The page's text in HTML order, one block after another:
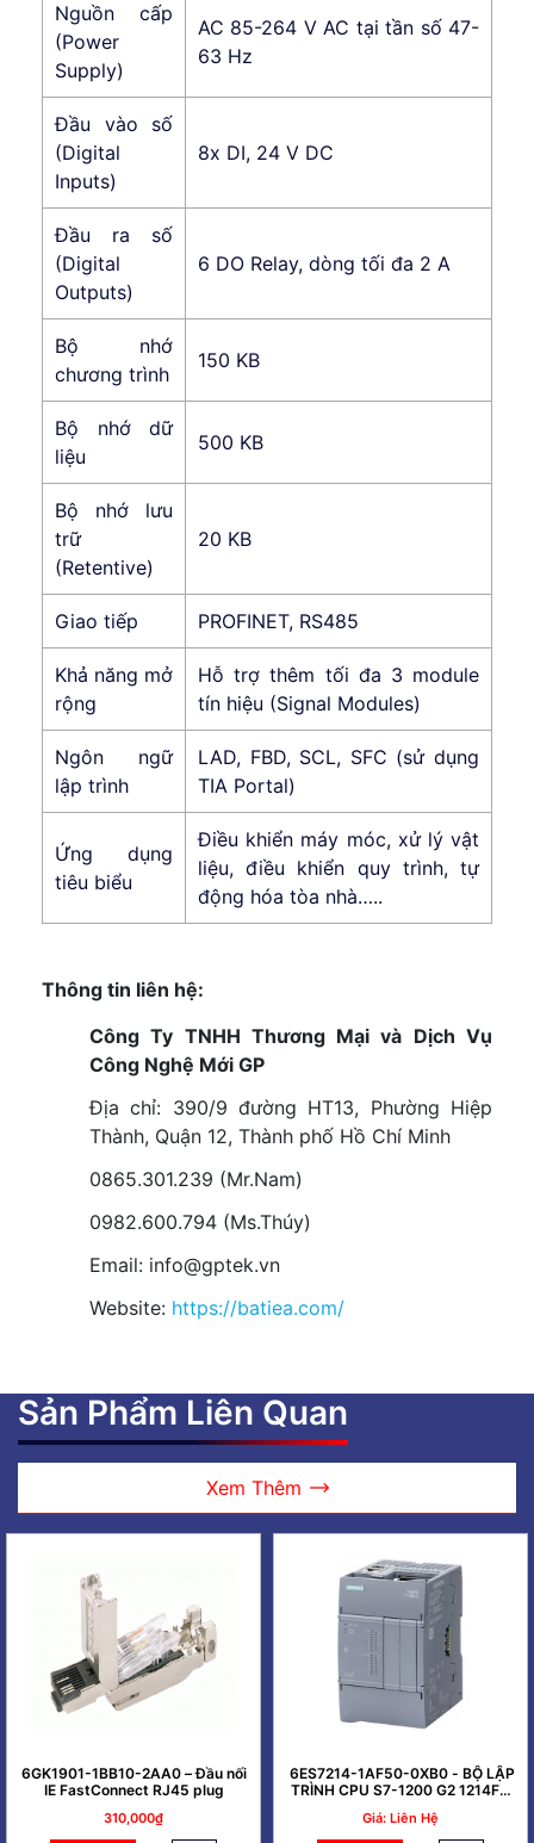
Nguồn cấp
(Power
Supply)
AC 85-264 V AC tại tần số 47-
63 Hz
Đầu vào số
(Digital
Inputs)
8x DI, 24 V DC
Đầu ra số
(Digital
Outputs)
6 DO Relay, dòng tối đa 2 A
Bộ nhớ
chương trình
150 KB
Bộ nhớ dữ
liệu
500 KB
Bộ nhớ lưu
trữ
(Retentive)
20 KB
Giao tiếp PROFINET, RS485
Khả năng mở
rộng
Hỗ trợ thêm tối đa 3 module
tín hiệu (Signal Modules)
Ngôn ngữ
lập trình
LAD, FBD, SCL, SFC (sử dụng
TIA Portal)
Ứng dụng
tiêu biểu
Điều khiển máy móc, xử lý vật
liệu, điều khiển quy trình, tự
động hóa tòa nhà…..
Thông tin liên hệ:
Công Ty TNHH Thương Mại và Dịch Vụ
Công Nghệ Mới GP
Địa chỉ: 390/9 đường HT13, Phường Hiệp
Thành, Quận 12, Thành phố Hồ Chí Minh
0865.301.239 (Mr.Nam)
0982.600.794 (Ms.Thúy)
Email: info@gptek.vn
Website: https://batiea.com/
Sản Phẩm Liên Quan
Xem Thêm
6GK1901-1BB10-2AA0 – Đầu nối
IE FastConnect RJ45 plug
310,000₫
6ES7214-1AF50-0XB0 - BỘ LẬP
TRÌNH CPU S7-1200 G2 1214FC
Giá: Liên Hệ